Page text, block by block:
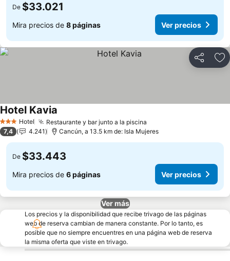
De $33.021
Mira precios de 8 páginas Ver precios
Compartir
3 Estrellas
Hotel Restaurante y bar junto a la piscina
Hotel Kavia
7,4 4.241 Cancún, a 13.5 km de: Isla Mujeres
De $33.443
Mira precios de 6 páginas Ver precios
Ver más
Los precios y la disponibilidad que recibe trivago de las páginas
web de reserva cambian de manera constante. Por lo tanto, es
posible que no siempre encuentres en una página web de reserva
la misma oferta que viste en trivago.